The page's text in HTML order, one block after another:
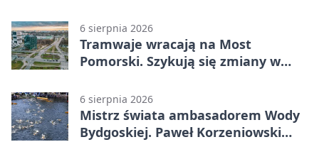
6 sierpnia 2026
Tramwaje wracają na Most
Pomorski. Szykują się zmiany w
6 sierpnia 2026
Mistrz świata ambasadorem Wody
Bydgoskiej. Paweł Korzeniowski